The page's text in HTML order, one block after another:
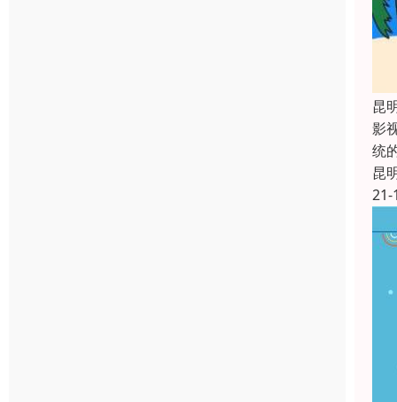
昆
影
统
昆
21-